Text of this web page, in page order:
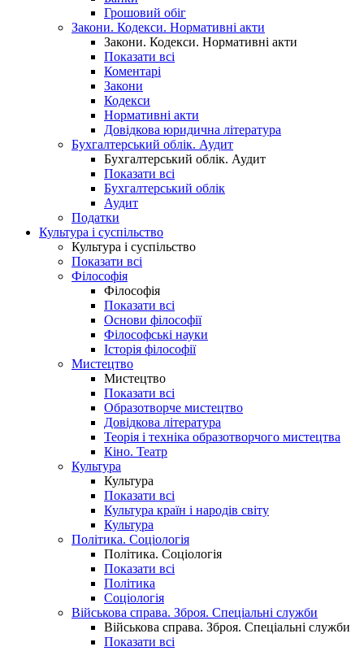
Грошовий обіг
Закони. Кодекси. Нормативні акти
Закони. Кодекси. Нормативні акти
Показати всі
Коментарі
Закони
Кодекси
Нормативні акти
Довідкова юридична література
Бухгалтерський облік. Аудит
Бухгалтерський облік. Аудит
Показати всі
Бухгалтерський облік
Аудит
Податки
Культура і суспільство
Культура і суспільство
Показати всі
Філософія
Філософія
Показати всі
Основи філософії
Філософські науки
Історія філософії
Мистецтво
Мистецтво
Показати всі
Образотворче мистецтво
Довідкова література
Теорія і техніка образотворчого мистецтва
Кіно. Театр
Культура
Культура
Показати всі
Культура країн і народів світу
Культура
Політика. Соціологія
Політика. Соціологія
Показати всі
Політика
Соціологія
Військова справа. Зброя. Спеціальні служби
Військова справа. Зброя. Спеціальні служби
Показати всі